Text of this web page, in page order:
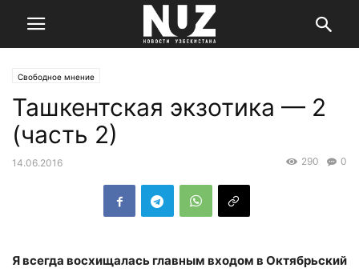
Свободное мнение
Ташкентская экзотика — 2
(часть 2)
14.06.2016 0
290
Я всегда восхищалась главным входом в Октябрьский